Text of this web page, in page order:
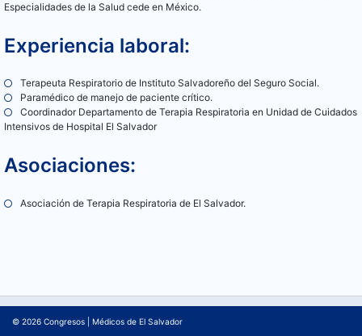
Especialidades de la Salud cede en México.
Experiencia laboral:
Terapeuta Respiratorio de Instituto Salvadoreño del Seguro Social.
Paramédico de manejo de paciente crítico.
Coordinador Departamento de Terapia Respiratoria en Unidad de Cuidados
Intensivos de Hospital El Salvador
Asociaciones:
Asociación de Terapia Respiratoria de El Salvador.
© 2026 Congresos Médicos de El Salvador